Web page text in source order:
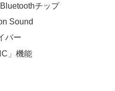
チップ
Sound
バー
」機能